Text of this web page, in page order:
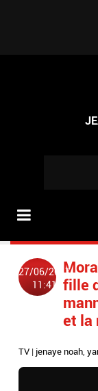
27/06/2017
11:41 fille
et la
TV | jenaye noah,